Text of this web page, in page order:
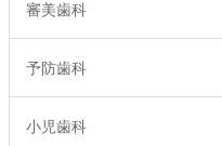
審美歯科
予防歯科
小児歯科